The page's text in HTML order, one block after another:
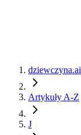
dziewczyna.ai
Artykuły A-Z
J